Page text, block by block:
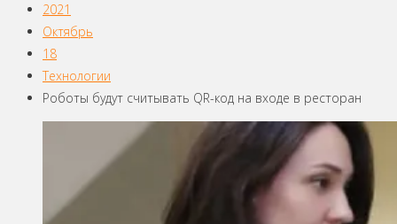
2021
Октябрь
18
Технологии
Роботы будут считывать QR-код на входе в ресторан